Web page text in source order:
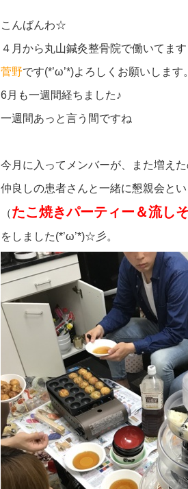
こんばんわ☆
４月から丸山鍼灸整骨院で働いてます
菅野です(*’ω’*)よろしくお願いします。
6月も一週間経ちました♪
一週間あっと言う間ですね
今月に入ってメンバーが、また増え
仲良しの患者さんと一緒に懇親会と
（たこ焼きパーティー＆流し
をしました(*’ω’*)☆彡。